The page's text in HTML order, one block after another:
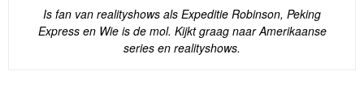
Is fan van realityshows als Expeditie Robinson, Peking
Express en Wie is de mol. Kijkt graag naar Amerikaanse
series en realityshows.